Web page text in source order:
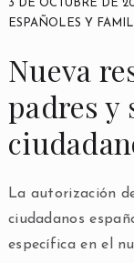
3 DE OCTUBRE DE
ESPAÑOLES Y
Nueva
padres y
La autorización
ciudadanos
específica en el